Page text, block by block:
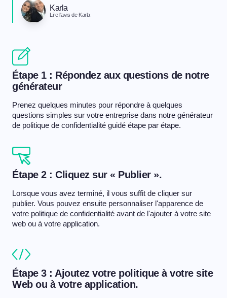
Karla
Lire l'avis de Karla
Étape 1 : Répondez aux questions de notre
générateur
Prenez quelques minutes pour répondre à quelques
questions simples sur votre entreprise dans notre générateur
de politique de confidentialité guidé étape par étape.
Étape 2 : Cliquez sur « Publier ».
Lorsque vous avez terminé, il vous suffit de cliquer sur
publier. Vous pouvez ensuite personnaliser l'apparence de
votre politique de confidentialité avant de l'ajouter à votre site
web ou à votre application.
Étape 3 : Ajoutez votre politique à votre site
Web ou à votre application.